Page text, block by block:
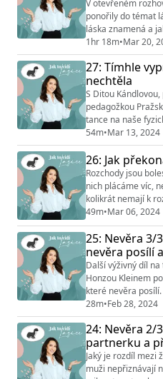
V otevřeném
ponořily do témat
láska znamená a
vztahu mohou
jaké je její pojetí
podělí o svůj
víc ženské
Tento rozhovor
1hr 18m•Mar 20,
27: Tímhle
nechtěla
S Ditou
pedagožkou
tance na naše
cvičit nemusíme
můžeme díky tanci
forma terapie?
tedy vybrat ten
54m•Mar 13, 2024
26: Jak
Rozchody jsou
nich plácáme víc,
kolikrát nemají k
Proč nastavení
rozchodu? Jak
rozchodu to
rozchodem trpíme,
se dozvíte v tomto
49m•Mar 06, 2024
25: Nevěra 3/
nevěra posílí
Další výživný díl
Honzou Kleinem
které nevěra
jak poznat, jestli je
jak naložit s
Poslechněte si
Chcete fungující
web
28m•Feb 28, 2024
24: Nevěra 2/
partnerku a
Jaký je rozdíl mezi
muži nepřiznávají